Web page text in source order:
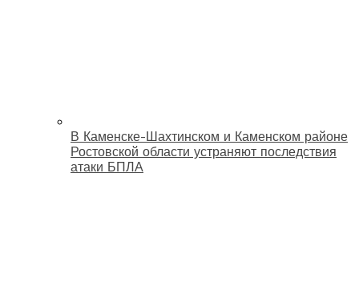
В Каменске-Шахтинском и Каменском районе
Ростовской области устраняют последствия
атаки БПЛА